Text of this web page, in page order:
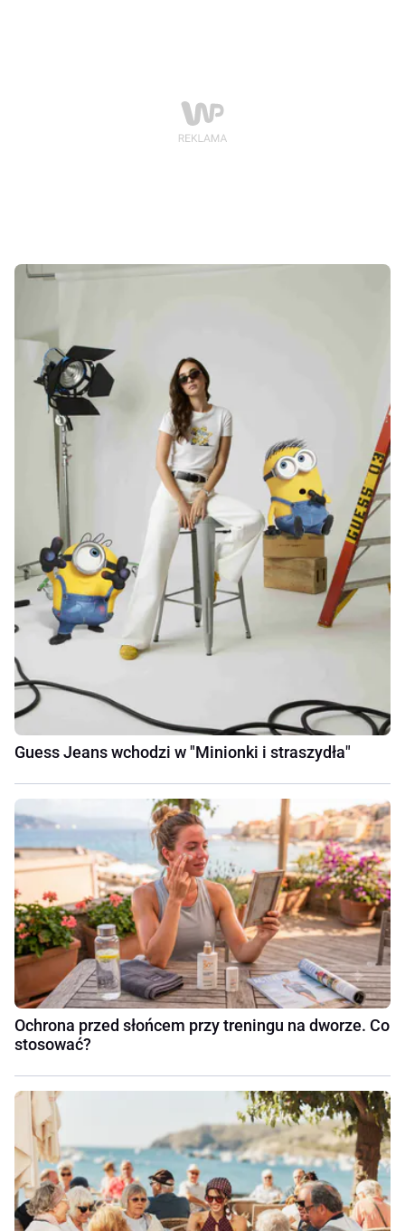
Guess Jeans wchodzi w "Minionki i straszydła"
Ochrona przed słońcem przy treningu na dworze. Co
stosować?